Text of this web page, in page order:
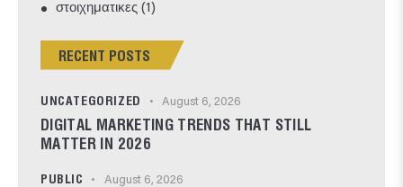
στοιχηματικες (1)
RECENT POSTS
UNCATEGORIZED August 6, 2026
DIGITAL MARKETING TRENDS THAT STILL
MATTER IN 2026
PUBLIC August 6, 2026